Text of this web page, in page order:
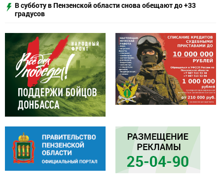
В субботу в Пензенской области снова обещают до +33
градусов